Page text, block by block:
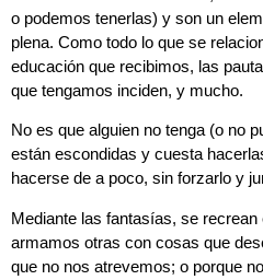
o podemos tenerlas) y son un
plena. Como todo lo que se
educación que recibimos, las
que tengamos inciden, y mucho.
No es que alguien no tenga (o no
están escondidas y cuesta
hacerse de a poco, sin forzarlo y
Mediante las fantasías, se
armamos otras con cosas que
que no nos atrevemos; o porque